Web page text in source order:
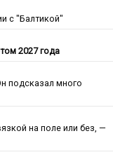
с "Балтикой"
2027 года
подсказал много
на поле или без, —